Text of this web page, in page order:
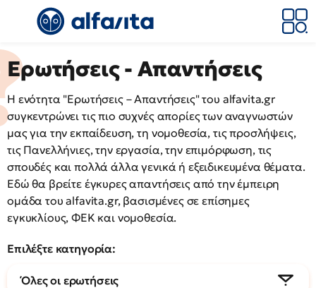
Ερωτήσεις - Απαντήσεις
Η ενότητα "Ερωτήσεις – Απαντήσεις" του alfavita.gr
συγκεντρώνει τις πιο συχνές απορίες των αναγνωστών
μας για την εκπαίδευση, τη νομοθεσία, τις προσλήψεις,
τις Πανελλήνιες, την εργασία, την επιμόρφωση, τις
σπουδές και πολλά άλλα γενικά ή εξειδικευμένα θέματα.
Εδώ θα βρείτε έγκυρες απαντήσεις από την έμπειρη
ομάδα του alfavita.gr, βασισμένες σε επίσημες
εγκυκλίους, ΦΕΚ και νομοθεσία.
Επιλέξτε κατηγορία:
Όλες οι ερωτήσεις